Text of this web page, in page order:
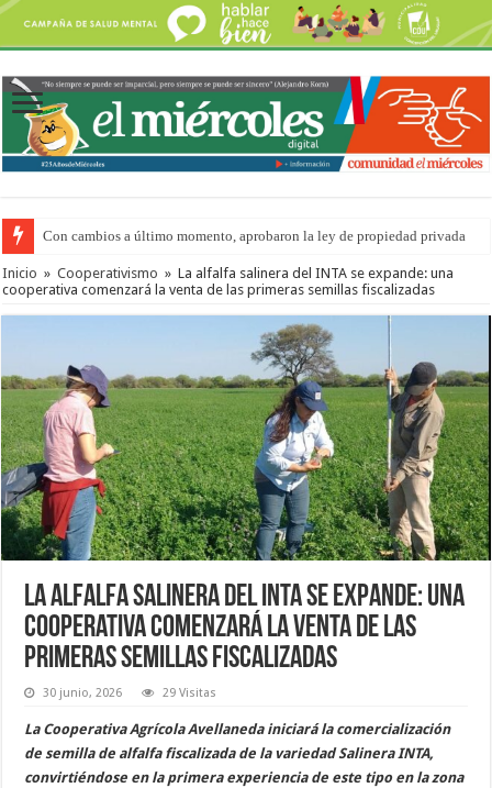
Con cambios a último momento, aprobaron la ley de propiedad privada
Inicio » Cooperativismo » La alfalfa salinera del INTA se expande: una
cooperativa comenzará la venta de las primeras semillas fiscalizadas
La alfalfa salinera del INTA se expande: una
cooperativa comenzará la venta de las
primeras semillas fiscalizadas
30 junio, 2026 29 Visitas
La Cooperativa Agrícola Avellaneda iniciará la comercialización
de semilla de alfalfa fiscalizada de la variedad Salinera INTA,
convirtiéndose en la primera experiencia de este tipo en la zona